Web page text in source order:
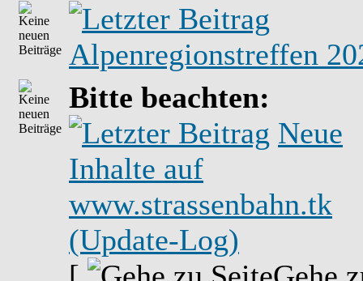
Alpenregionstreffen
Bitte beachten:
Neue
Inhalte auf
www.strassenbahn.tk
(Update-Log)